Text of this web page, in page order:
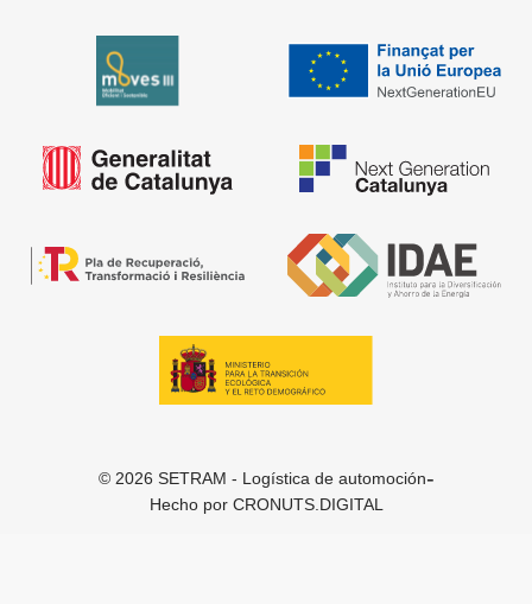
© 2026 SETRAM - Logística de automoción-
Hecho por CRONUTS.DIGITAL